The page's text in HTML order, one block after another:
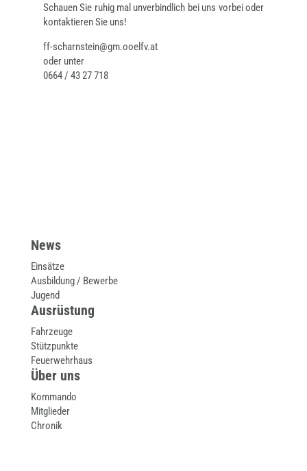
Schauen Sie ruhig mal unverbindlich bei uns vorbei oder
kontaktieren Sie uns!
ff-scharnstein@gm.ooelfv.at
oder unter
0664 / 43 27 718
News
Einsätze
Ausbildung / Bewerbe
Jugend
Ausrüstung
Fahrzeuge
Stützpunkte
Feuerwehrhaus
Über uns
Kommando
Mitglieder
Chronik